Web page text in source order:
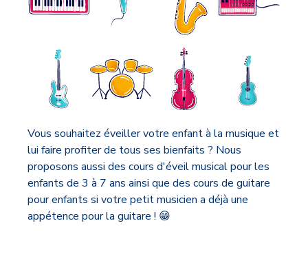
Vous souhaitez éveiller votre enfant à la musique et
lui faire profiter de tous ses bienfaits ? Nous
proposons aussi des cours d'éveil musical pour les
enfants de 3 à 7 ans ainsi que des cours de guitare
pour enfants si votre petit musicien a déjà une
appétence pour la guitare ! 😁